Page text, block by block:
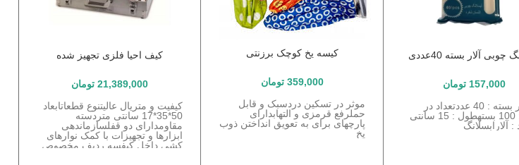
چوبی آلار بسته 40عددی
157,000 تومان
تعداد در بسته : 40 عددتعداد در
کارتن : 100 بستهطول : 15 سانتی
: آلارابسلانگ
کیسه یخ کوچک برزنتی
359,000 تومان
موثر در تسکین دردسبک و قابل
حملرفع قرمزی و التهابدارای
پارچهای برای به تعویق انداختن ذوب
یخ
کیف احیا فلزی تجهیز شده
21,389,000 تومان
کیفیت و متریال عالیتنوع قطعاتابعاد
50*35*17 سانتی متردسته
مقاومدارای دو قفلسازماندهی
ابزارها و تجهیزات با کمک نوارهای
کشی داخل کیفسه ردیف مخصوص